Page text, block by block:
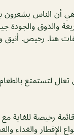
هي أن الناس
والذوق
هنا. رخيص. أنيق
لتستمتع
رخيصة للغاية مع
والغداء